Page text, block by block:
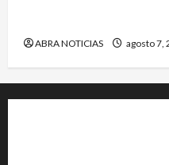
ABRA NOTICIAS agosto 7,